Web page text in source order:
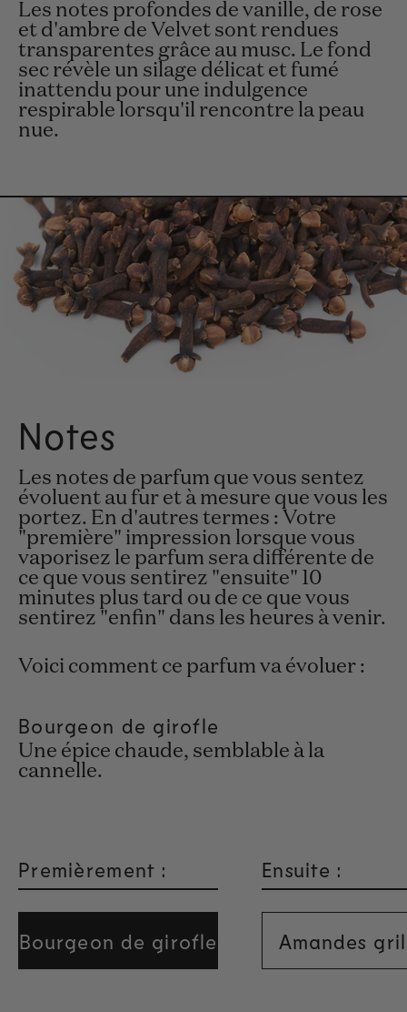
Les notes profondes de vanille, de rose
et d'ambre de Velvet sont rendues
transparentes grâce au musc. Le fond
sec révèle un silage délicat et fumé
inattendu pour une indulgence
respirable lorsqu'il rencontre la peau
nue.
Notes
Les notes de parfum que vous sentez
évoluent au fur et à mesure que vous les
portez. En d'autres termes : Votre
"première" impression lorsque vous
vaporisez le parfum sera différente de
ce que vous sentirez "ensuite" 10
minutes plus tard ou de ce que vous
sentirez "enfin" dans les heures à venir.
Voici comment ce parfum va évoluer :
Bourgeon de girofle
Une épice chaude, semblable à la
cannelle.
Premièrement :
Bourgeon de girofle
Ensuite :
Amandes